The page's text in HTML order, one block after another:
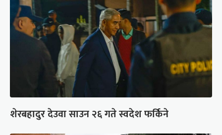
शेरबहादुर देउवा साउन २६ गते स्वदेश फर्किने